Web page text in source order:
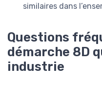
similaires dans
Questions
démarche 8D
industrie